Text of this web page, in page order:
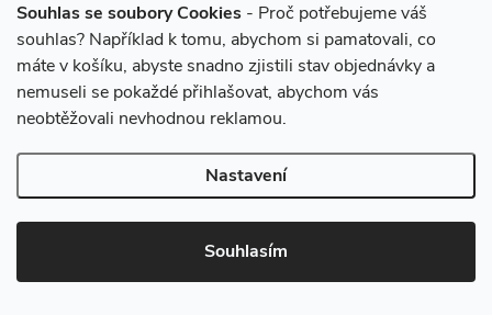
Souhlas se soubory Cookies - Proč potřebujeme váš
souhlas? Například k tomu, abychom si pamatovali, co
máte v košíku, abyste snadno zjistili stav objednávky a
nemuseli se pokaždé přihlašovat, abychom vás
neobtěžovali nevhodnou reklamou.
Nastavení
Souhlasím
systémů díky nejmodernější
technologii Dual Mesh, která
poskytuje intenzivnější chuť a
dvojnásobnou...
systémů díky nejmodernější
technologii Dual Mesh, která
poskytuje intenzivnější chuť a
dvojnásobnou...
Novinka Novinka